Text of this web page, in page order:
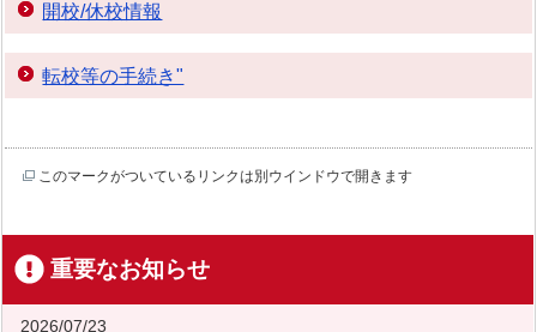
開校/休校情報
転校等の手続き"
このマークがついているリンクは別ウインドウで開きます
重要なお知らせ
2026/07/23